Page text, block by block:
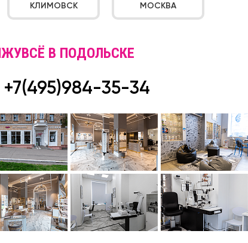
КЛИМОВСК МОСКВА
В ПОДОЛЬСКE
+7(495)984-35-34